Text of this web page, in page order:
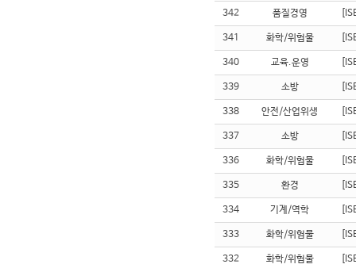
342 품질경영
341 화학/위험물
340 교육.운영
339 소방
338 안전/산업위생
337 소방
336 화학/위험물
335 환경
334 기계/역학
333 화학/위험물
332 화학/위험물